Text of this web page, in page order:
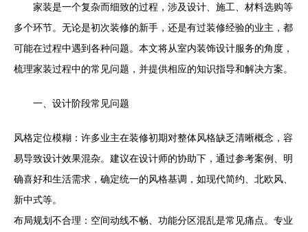
家装是一个复杂而细致的过程，涉及设计、施工、材料选购等
多个环节。无论是初次装修的新手，还是有过装修经验的业主，都
可能在过程中遇到各种问题。本文将从室内装饰设计服务的角度，
梳理家装过程中的常见问题，并提供相应的知识指导和解决方案。
一、设计阶段常见问题
风格定位模糊：许多业主在装修初期对整体风格缺乏清晰概念，容
易导致设计效果混杂。建议在设计师的协助下，通过参考案例、明
确喜好和生活需求，确定统一的风格基调，如现代简约、北欧风、
新中式等。
布局规划不合理：空间动线不畅、功能分区混乱是常见痛点。专业